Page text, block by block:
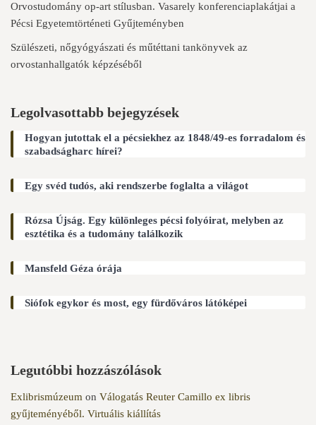
Orvostudomány op-art stílusban. Vasarely konferenciaplakátjai a
Pécsi Egyetemtörténeti Gyűjteményben
Szülészeti, nőgyógyászati és műtéttani tankönyvek az
orvostanhallgatók képzéséből
Legolvasottabb bejegyzések
Hogyan jutottak el a pécsiekhez az 1848/49-es forradalom és
szabadságharc hírei?
Egy svéd tudós, aki rendszerbe foglalta a világot
Rózsa Újság. Egy különleges pécsi folyóirat, melyben az
esztétika és a tudomány találkozik
Mansfeld Géza órája
Siófok egykor és most, egy fürdőváros látóképei
Legutóbbi hozzászólások
Exlibrismúzeum on Válogatás Reuter Camillo ex libris
gyűjteményéből. Virtuális kiállítás